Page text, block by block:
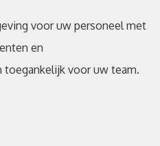
voor uw personeel met
en
toegankelijk voor uw team.